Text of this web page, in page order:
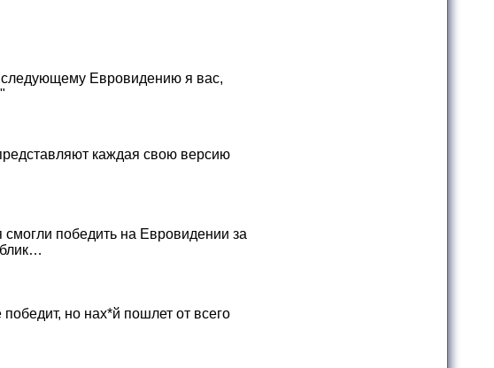
Евровидению я вас,
каждая свою версию
победить на Евровидении за
но нах*й пошлет от всего